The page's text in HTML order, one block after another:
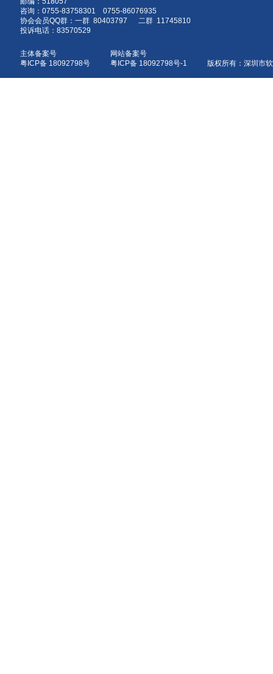
咨询：0755-83758301 0755-86076935
协会会员QQ群：一群 80403797 二群 11745810
投诉电话：83570529
主体备案号
粤ICP备 18092798号
网站备案号
粤ICP备 18092798号-1 版权所有：深圳市软